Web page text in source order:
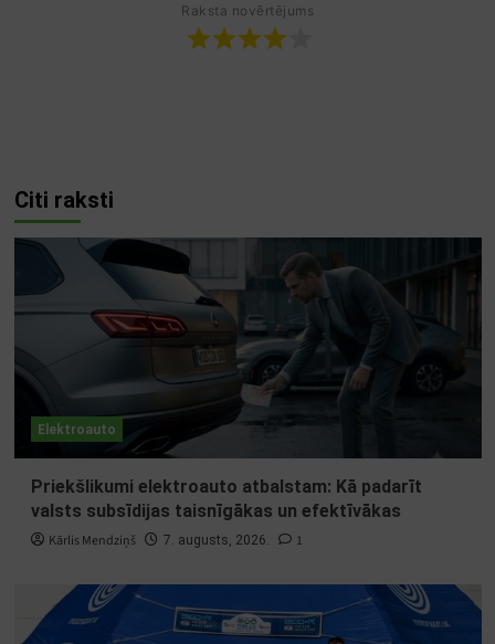
Raksta novērtējums
Citi raksti
Elektroauto
Priekšlikumi elektroauto atbalstam: Kā padarīt
valsts subsīdijas taisnīgākas un efektīvākas
Kārlis Mendziņš 7. augusts, 2026. 1